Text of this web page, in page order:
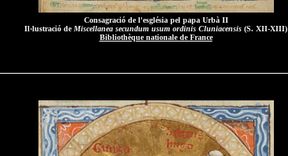
Consagració de l'església pel papa Urbà II
Il·lustració de Miscellanea secundum usum ordinis Cluniacensis (S. XII-XIII)
Bibliothèque nationale de France